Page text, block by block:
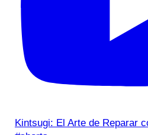
Kintsugi: El Arte de Reparar